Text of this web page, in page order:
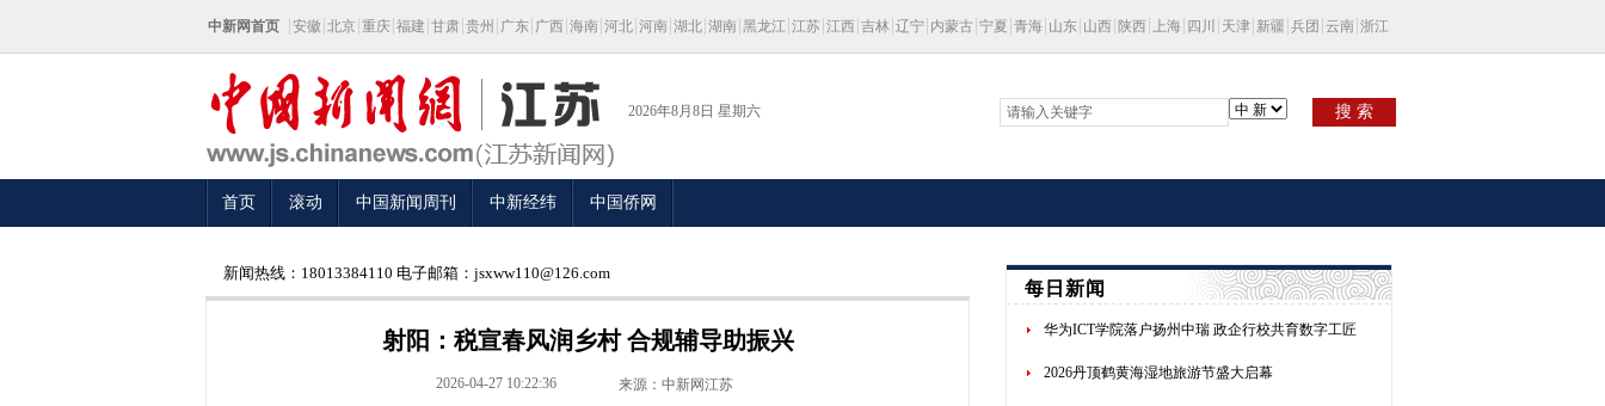
中新网首页 安徽 北京 重庆 福建 甘肃 贵州 广东 广西 海南 河北 河南 湖北 湖南 黑龙江 江苏 江西 吉林 辽宁 内蒙古 宁夏 青海 山东 山西 陕西 上海 四川 天津 新疆 兵团 云南 浙江
2026年8月8日 星期六 搜 索
首页 滚动 中国新闻周刊 中新经纬 中国侨网
新闻热线：18013384110 电子邮箱：jsxww110@126.com
射阳：税宣春风润乡村 合规辅导助振兴
2026-04-27 10:22:36 来源：中新网江苏
每日新闻
华为ICT学院落户扬州中瑞 政企行校共育数字工匠
2026丹顶鹤黄海湿地旅游节盛大启幕